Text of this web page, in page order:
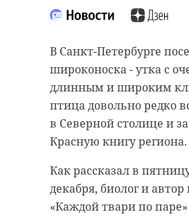
В Санкт-Петербурге
широконоска - утка с
длинным и широким
птица довольно редко
в Северной столице и
Красную книгу региона.
Как рассказал в
декабря, биолог и автор
«Каждой твари по